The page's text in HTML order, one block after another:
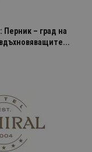
Перник – град на